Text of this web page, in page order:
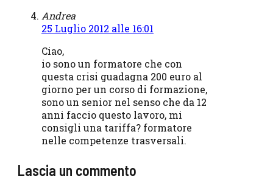
Andrea
25 Luglio 2012 alle 16:01
Ciao,
io sono un formatore che con
questa crisi guadagna 200 euro al
giorno per un corso di formazione,
sono un senior nel senso che da 12
anni faccio questo lavoro, mi
consigli una tariffa? formatore
nelle competenze trasversali.
Lascia un commento